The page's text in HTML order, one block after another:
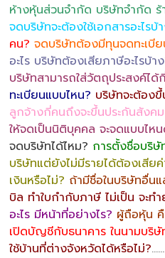
ห้างหุ้นส่วนจำกัด บริษัทจำกัด ร้
จดบริษัทจะต้องใช้เอกสารอะไรบ้
คน? จดบริษัทต้องมีทุนจดทะเบีย
อะไร บริษัทต้องเสียภาษีอะไรบ้า
บริษัทสามารถใส่วัตถุประสงค์ได้
ทะเบียนแบบไหน? บริษัทจะต้อง
ลูกจ้างกี่คนถึงจะขึ้นประกันสังค
ให้จดเป็นนิติบุคคล จะจดแบบไห
จดบริษัทได้ไหม? การตั้งชื่อบริษั
บริษัทแต่ยังไม่มีรายได้ต้องเสี
เงินหรือไม่? ถ้ามีชื่อในบริษัทอื่น
บิล ทำใบกำกับภาษี ไม่เป็น จะทำ
อะไร มีหน้าที่อย่างไร? ผู้ถือหุ้น คื
เปิดบัญชีกับธนาคาร ในนามบริษั
ใช้บ้านที่ต่างจังหวัดได้หรือไม่?